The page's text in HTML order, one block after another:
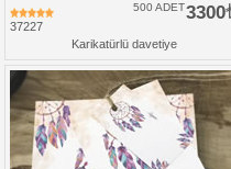
37227
3300
500 ADET
Karikatürlü davetiye